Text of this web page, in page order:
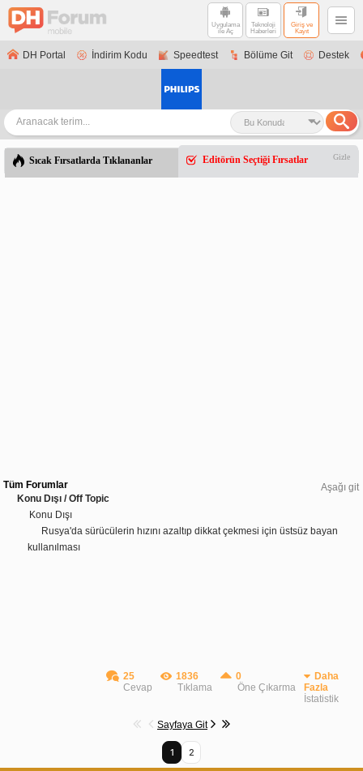
Uygulama
ile Aç
Teknoloji
Haberleri
Giriş ve
Kayıt
DH Portal İndirim Kodu Speedtest Bölüme Git Destek
Sıcak Fırsatlarda Tıklananlar Editörün Seçtiği Fırsatlar Gizle
Aşağı git
Tüm Forumlar
Konu Dışı / Off Topic
Konu Dışı
Rusya'da sürücülerin hızını azaltıp dikkat çekmesi için üstsüz bayan
kullanılması
25
Cevap
1836
Tıklama
0
Öne Çıkarma
Daha
Fazla
İstatistik
Sayfaya Git
1 2